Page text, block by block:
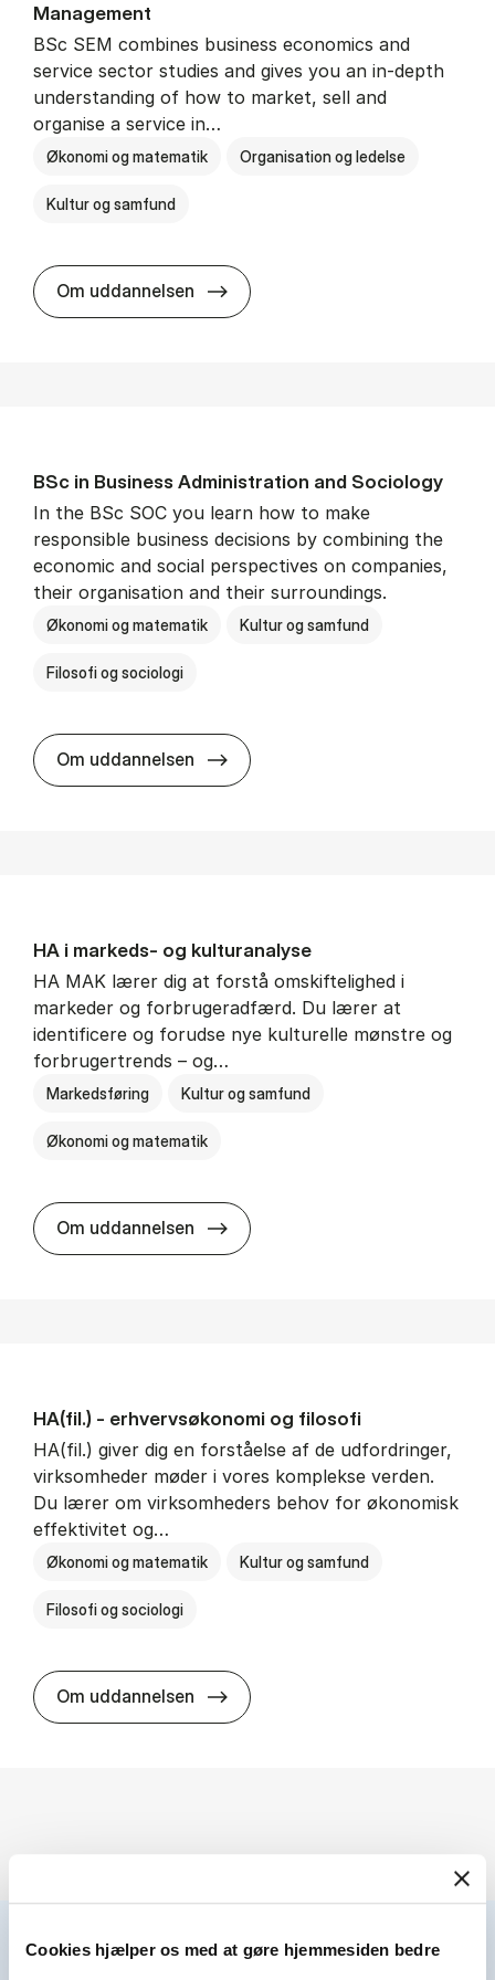
Cookies hjælper os med at gøre hjemmesiden bedre
Man­age­ment
BSc SEM combines business economics and
service sector studies and gives you an in-depth
understanding of how to market, sell and
organise a service in…
Økonomi og matematik Organisation og ledelse
Kultur og samfund
Om uddannelsen BSc in Busi­ness Ad­min­is­tra­tion
BSc in Busi­ness Ad­min­is­tra­tion and So­ci­ology
In the BSc SOC you learn how to make
responsible business decisions by combining the
economic and social perspectives on companies,
their organisation and their surroundings.
Økonomi og matematik Kultur og samfund
Filosofi og sociologi
Om uddannelsen BSc in Busi­ness Ad­min­is­tra­tion
HA i mar­keds- og kul­tu­r­a­na­ly­se
HA MAK lærer dig at forstå omskiftelighed i
markeder og forbrugeradfærd. Du lærer at
identificere og forudse nye kulturelle mønstre og
forbrugertrends – og…
Markedsføring Kultur og samfund
Økonomi og matematik
Om uddannelsen HA i mar­keds- og kul­tu­r­a­na­ly­se
HA(fil.) - erhvervs­økonomi og fi­lo­so­fi
HA(fil.) giver dig en forståelse af de udfordringer,
virksomheder møder i vores komplekse verden.
Du lærer om virksomheders behov for økonomisk
effektivitet og…
Økonomi og matematik Kultur og samfund
Filosofi og sociologi
Om uddannelsen HA(fil.) - erhvervs­økonomi og